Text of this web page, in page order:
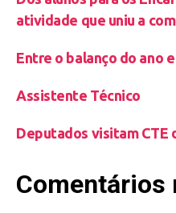
atividade que uniu a
Entre o balanço do ano
Assistente Técnico
Deputados visitam CTE
Comentários